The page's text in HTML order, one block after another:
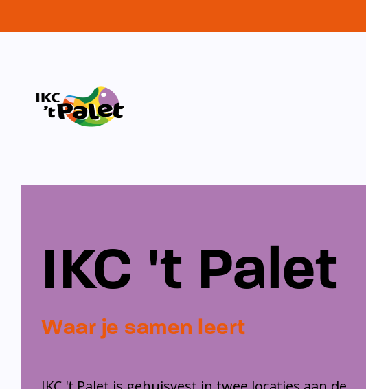
IKC 't Palet
Waar je samen leert